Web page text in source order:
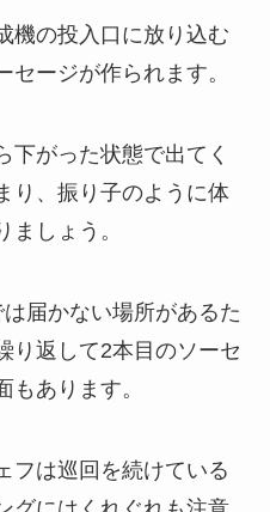
機の投入口に放り込む
セージが作られます。
下がった状態で出てく
り、振り子のように体
ましょう。
届かない場所があるた
り返して2本目のソーセ
あります。
フは巡回を続けている